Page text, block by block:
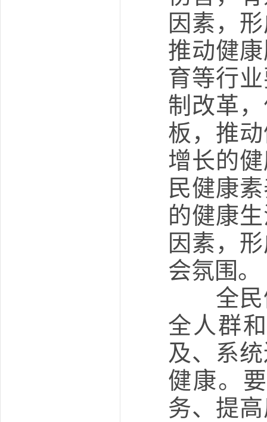
因素，
推动健
育等行
制改革
板，推
增长的
民健康
的健康
因素，
会氛围。
全民健
全人群
及、系
健康。
务、提